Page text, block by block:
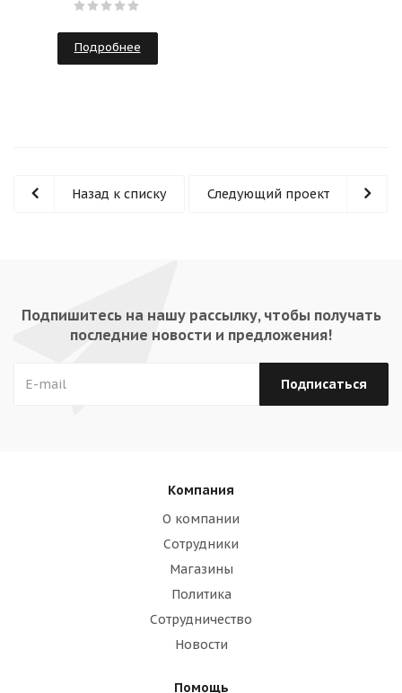
Подробнее
Назад к списку Следующий проект
Подпишитесь на нашу рассылку, чтобы получать
последние новости и предложения!
Компания
О компании
Сотрудники
Магазины
Политика
Сотрудничество
Новости
Помощь